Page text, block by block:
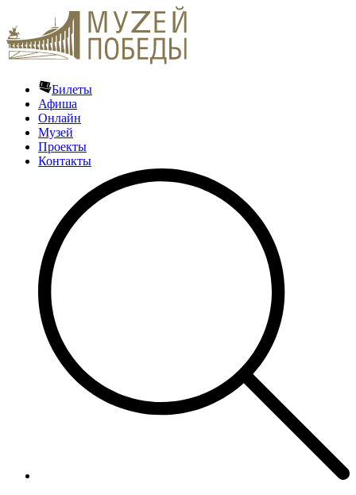
Билеты
Афиша
Онлайн
Музей
Проекты
Контакты